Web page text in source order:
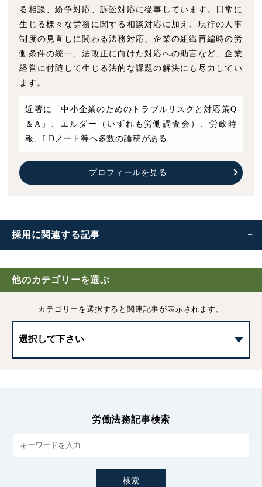
採用に関連する記事
労働者の採用｜労働契約の成立要件や労働条件の明示義務
すく解説
試用期間とは｜解雇や期間の延長、注意点などを解説
採用と内定の違いとは｜通知書や取り消し、企業側の注意
他のカテゴリーを選ぶ
カテゴリーを選択すると関連記事が表示されます。
る相談、紛争対応、訴訟対応に従事しています。日常に
生じる様々な労務に関する相談対応に加え、現行の人事
制度の見直しに関わる法務対応、企業の組織再編時の労
働条件の統一、法改正に向けた対応への助言など、企業
経営に付随して生じる法的な課題の解決にも尽力してい
ます。
近著に「中小企業のためのトラブルリスクと対応策Q
＆A」、エルダー（いずれも労働調査会）、労政時
報、LDノート等へ多数の論稿がある
プロフィールを見る
労働法務記事検索